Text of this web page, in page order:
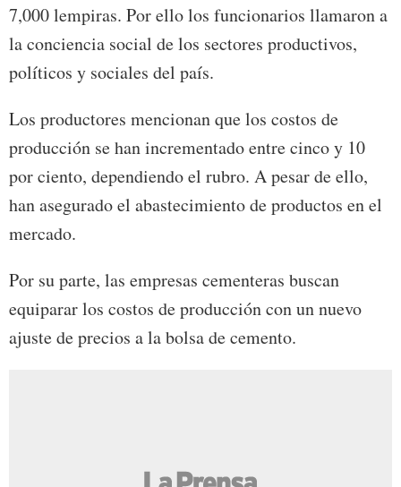
7,000 lempiras. Por ello los funcionarios llamaron a
la conciencia social de los sectores productivos,
políticos y sociales del país.
Los productores mencionan que los costos de
producción se han incrementado entre cinco y 10
por ciento, dependiendo el rubro. A pesar de ello,
han asegurado el abastecimiento de productos en el
mercado.
Por su parte, las empresas cementeras buscan
equiparar los costos de producción con un nuevo
ajuste de precios a la bolsa de cemento.